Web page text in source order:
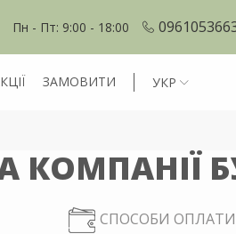
Пн - Пт: 9:00 - 18:00
ЗАМОВИТИ УКР
КОМПАНІЇ
СПОСОБИ